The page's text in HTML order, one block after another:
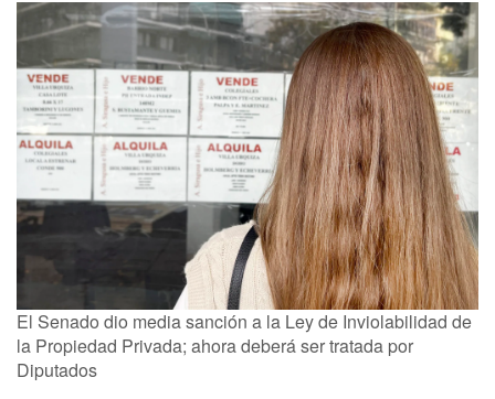
El Senado dio media sanción a la Ley de Inviolabilidad de
la Propiedad Privada; ahora deberá ser tratada por
Diputados